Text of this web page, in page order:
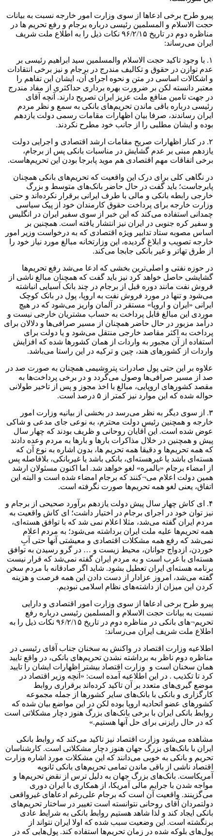
پیرو طرح برخی ادعاها از سوی وزارت امور خارجه نسبت به بیانات
حجت الاسلام و المسلمین رئیسی درباره برجام و رفع تحریم ها در
مناظره دوم در تاریخ ۹۶/۲/۱۵ نکات ذیل را به اطلاع ملت شریف
ایران می‌رساند:
۱. با وجود تاکید حجت الاسلام والمسلمین سید ابراهیم رئیسی بر
عدم توازن در حقوق و تکالیف مندرج در برجام و نیز برخی انتقادات
و اشکالات اساسی در متن و نحوه اجرای آن، ایشان این تفاهم را
معتبر دانسته لکن بر ضرورت بهره برداری حداکثری از مفاد مندرج
در جهت تامین منافع ملت عزیز ایران تصریح دارند. آنچه آقای
رئیسی درباره باقی ماندن تحریم‌های بانکی به سمع و نظر مردم
ایران رساندند، صرفا بیان اظهارات مقامات رسمی دولت یازدهم
بوده و ایشان مطلبی را از جانب خود مطرح نکردند.
۲. در کنار اظهارات صریح مقامات ارشد اقتصادی و اجرایی دولت
یازدهم مبنی بر عدم گشایش در مناسبات بانکی پس از برجام،
برخی اتفاقات مهم اقتصادی هم موید پابرجا بودن این تحریم‌هاست.
در نگاهی کلی برای درک این واقعیت که تحریم‌های بانکی همچنان
پابرجاست؛ باید گفت در حال حاضر بانک‌های متوسط و بزرگ
خارجی رابطه بانکی و مالی با طرف ایرانی برقرار نکرده‌اند و حتی
وزارت خارجه برای پرداخت حقوق کارمندان خود از پیک سیاسی
چمدانی استفاده می‌کند که این خبر از سوی سفیر ایران در انگلیس
و سفیر کره جنوبی در ایران نیز انتشار یافته است. همچنین بر
اساس مصوبه ستاد تدابیر ویژه اقتصادی که به درخواست وزیر امور
خارجه تصویب و ابلاغ گردیده، این وزارتخانه مبالغ مورد نیاز خود را
از طرق تهاتر و غیر بانکی جابجا می‌کند.
در حوزه نفتی و اصلی‌ترین بخشی که ادعا می‌شد رفع تحریم‌ها
گشایشی حاصل خواهد کرد نیز باید گفت که همچنان مبالغ ناشی از
فروش نفت مانند دوره قبل از برجام در چند بانک آسیایی انباشته
می‌شود و تنها در مورد فروش نفت به اروپا، پول در بانک کوچک
ایرانی «ایران و اروپا» مستقر در آلمان واریز می‌شود که در هیچ
موردی این مبالغ قابل پرداخت به حساب مشتریان خارجی نیست و
درآمد مزبور در حال حاضر همچنان از مسیر صرافی‌ها و دلالان برای
پرداخت به اکثر مقاصد خارجی منتقل می‌شود و یا دولت برای
استفاده از آن مجبور به واردات از همان کشورها شده که افزایش
واردات از کشورهای هند، چین و ترکیه در این راستا می‌باشد.
علاوه بر این حتی پول صادرات پتروشیمی همچنان به صورت صد در
صد از مسیر صرافی‌ها وصول می‌گردد و در برخی پرداخت‌ها به
مقصد کشورهای اروپایی، مبالغ با اخذ مجوز و پس از تاخیر طولانی
حواله شده که این موارد نیز کمتر از ۵ درصد است.
۳. از سوی دیگر به نظر می‌رسد در بخشی از بیانیه وزارت امور
خارجه و همچنین رئیس دولت محترم، به نوعی جای مدعی و شاکی
عوض شده است. این آقایان روحانی و ظریف بودند که چهار سال
پیش و همچنین در خلال مذاکرات بارها و بارها به مردم وعده دادند
که همه تحریم‌ها و دقیقا همه تحریم ها، بدون اشاره به نوع آن که
هسته‌ای باشد یا غیرهسته‌ای، بانکی باشد یا غیربانکی، بلافاصله پس
از امضاء برجام «بالمره» لغو خواهد شد. اما اکنون مسئولان ارشد
همین دولت اعلام می¬کنند که برجام امضاء شده است و البته این
اتفاق، یعنی لغو همه تحریم‌ها صورت نگرفته است.
۴. ای کاش چهار سال پیش دولت یازدهم برآورد صحیحی از برجام و
نیز توان خود در اجرای برجام در اختیار داشت؛ ای کاش واقعیت به
مردم ایران گفته می‌شد، مثلا اعلام نمی شد که با توافق هسته‌ای،
همه تحریم‌ها علیه ملت ایران برداشته می‌شود؛ به مردم اعلام
نمی‌شد که رفع همه مشکلات اقتصادی و معیشتی آنها حتی آبِ
خوردن، ازدواج جوانان، محیط زیست و … در گرو رسیدن به توافق
هسته‌ای با غرب است و به مردم ایران گفته نمی‌شد که قرار نیست
برنامه هسته‌ای ایران تعطیل بشود. شاید اگر صادقانه با مردم سخن
گفته می‌شد، امروز عزادار از دست دادن این همه فرصت و هزینه
کردن این میزان از داشته‌های نظام اسلامی نبودیم.
پیرو طرح برخی ادعاها از سوی وزارت امور اقتصادی و دارایی
نسبت به بیانات حجت الاسلام و المسلمین رئیسی درباره رفع
تحریم¬های بانکی در مناظره دوم در تاریخ ۹۶/۲/۱۵ نکات ذیل را به
اطلاع ملت شریف ایران می‌رساند:
اطلاعیه وزارت اقتصاد در واکنش به سخنان جناب آقای رئیسی در
مناظره دوم ناظر به برداشته نشدن تحریم‌های بانکی، در واقع تایید
همان سخنان است و وزارت اقتصاد بیشتر اظهارات ایشان را تایید
کرد تا تکذیب . در این اطلاعیه آمده است: «آنچه وزیر اقتصاد در
موضع گیری‌های متعدد بر آن تاکید کرده‌اند برقراری روابط
کارگزاری و بانکی با بانک‌های سایر کشورها از جمله مجموعه
کشورهای عضو اتحادیه اروپا بوده لکن در این مواضع بیان شده که
روابط بانکی ایران با برخی بانک‌های بزرگ هنوز دچار مشکلاتی است
که در حال رایزنی برای حل آنها هستیم.»
مشاهده می‌شود وزارت اقتصاد نیز تاکید می‌کند که روابط بانکی
ایران با بانک‌های بزرگ جهان هنوز دچار مشکلاتی است. کارشناسان
تحریم و بانکی به خوبی می‌دانند که این مشکلات مورد اشاره وزارت
اقتصاد ناشی از باقی ماندن تمامی تحریم‌های بانکی ثانویه
آمریکاست. بانک‌های بزرگ جهان به دلیل ترس از نقض تحریم‌ها و
مواجه شدن با جرایم مالی آمریکا، از همکاری با ایران دوری
می‌گزینند. واقعیت آن است که برجام علی‌رغم ادعاهای غیرواقعی
دولتمردان آقای روحانی نتوانسته است تغییر در ساختار تحریم‌های
بانکی ایجاد کند و لذا شاهد هستیم روابط بانکی به شرایط عادی
برنگشته است. این وضعیت سبب شده که اولا ایران نتواند از
پول‌های بلوکه شده در زمان تحریم‌ها استفاده کند. پول‌هایی که در